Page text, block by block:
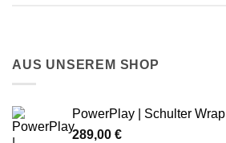
AUS UNSEREM SHOP
PowerPlay | Schulter Wrap
289,00 €